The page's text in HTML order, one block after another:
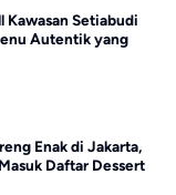
Kawasan Setiabudi
Autentik yang
Enak di Jakarta,
Daftar Dessert